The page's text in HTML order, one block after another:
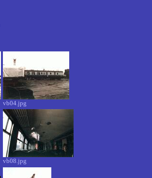
vb04.jpg
vb08.jpg